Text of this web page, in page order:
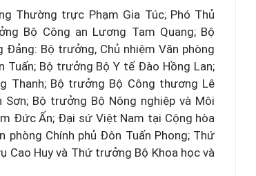
Thường trực Phạm Gia Túc; Phó Thủ
Bộ Công an Lương Tam Quang; Bộ
Bộ trưởng, Chủ nhiệm Văn phòng
Tuấn; Bộ trưởng Bộ Y tế Đào Hồng Lan;
Thanh; Bộ trưởng Bộ Công thương Lê
Bộ trưởng Bộ Nông nghiệp và Môi
Đức Ấn; Đại sứ Việt Nam tại Cộng hòa
phòng Chính phủ Đôn Tuấn Phong; Thứ
Cao Huy và Thứ trưởng Bộ Khoa học và